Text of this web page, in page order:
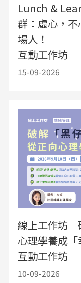
Lunch &
群：虛心，
場人！
互動工作坊
15-09-2026
線上工作坊
心理學養成「
互動工作坊
10-09-2026